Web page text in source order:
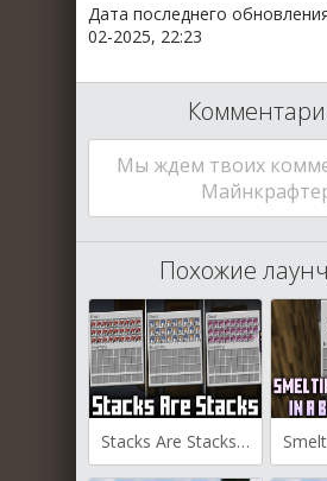
Дата последнего
02-2025, 22:23
Мы ждем твоих
Похожие
Stacks Are Stacks для Майнкрафт [1.21.4, 1.21.3, 1.21.1]